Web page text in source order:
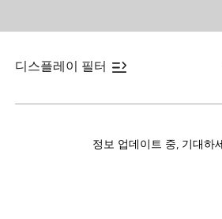
디스플레이 필터
정보 업데이트 중, 기대하